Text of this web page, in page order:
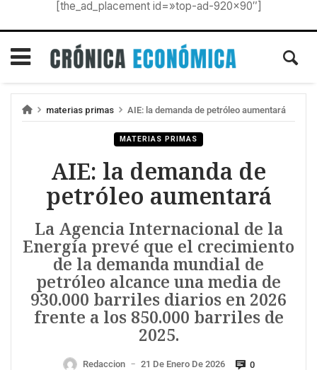
[the_ad_placement id=»top-ad-920×90″]
materias primas AIE: la demanda de petróleo aumentará
MATERIAS PRIMAS
AIE: la demanda de
petróleo aumentará
La Agencia Internacional de la
Energía prevé que el crecimiento
de la demanda mundial de
petróleo alcance una media de
930.000 barriles diarios en 2026
frente a los 850.000 barriles de
2025.
Redaccion — 21 De Enero De 2026 0